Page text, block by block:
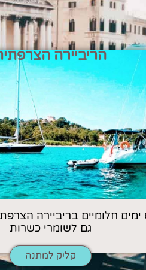
הריביירה
6 ימים חלומיים בריביירה
גם לשומרי כשרות
קליק למתנה